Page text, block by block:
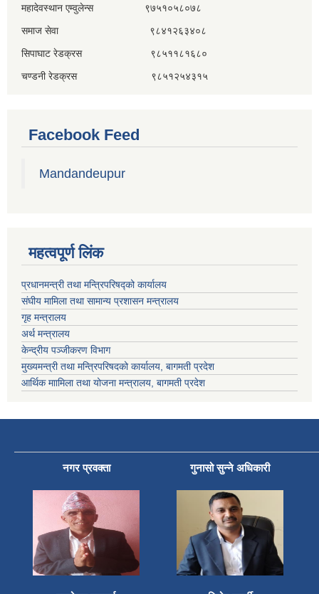
महादेवस्थान एम्वुलेन्स ९७५१०५८०७८
समाज सेवा ९८४१२६३४०८
सिपाघाट रेडक्रस ९८५११८१६८०
चण्डनी रेडक्रस ९८५१२५४३१५
Facebook Feed
Mandandeupur
महत्वपूर्ण लिंक
प्रधानमन्त्री तथा मन्त्रिपरिषद्को कार्यालय
संघीय मामिला तथा सामान्य प्रशासन मन्त्रालय
गृह मन्त्रालय
अर्थ मन्त्रालय
केन्द्रीय पञ्जीकरण विभाग
मुख्यमन्त्री तथा मन्त्रिपरिषदको कार्यालय, बागमती प्रदेश
आर्थिक माामिला तथा योजना मन्त्रालय, बागमती प्रदेश
नगर प्रवक्ता गुनासो सुन्ने अधिकारी